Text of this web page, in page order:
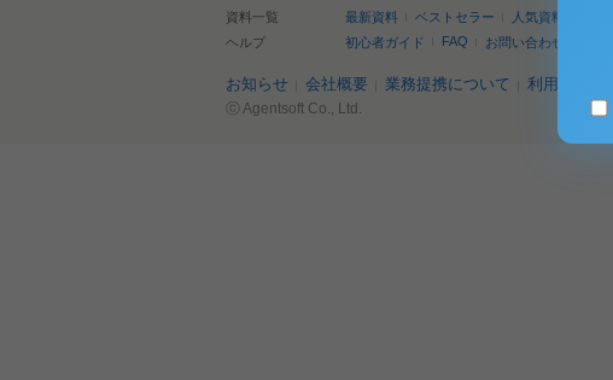
資料一覧
最新資料 ベストセラー 人気資料
ヘルプ
初心者ガイド FAQ お問い合わせ
お知らせ 会社概要 業務提携について 利用規約
ⓒ Agentsoft Co., Ltd.